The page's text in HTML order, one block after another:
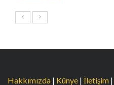
Hakkımızda | Künye | İletişim |